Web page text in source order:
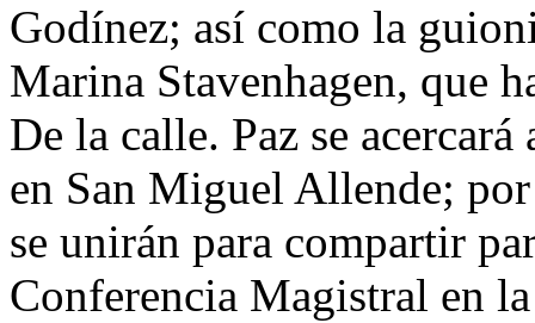
Godínez; así como la
Marina Stavenhagen, que
De la calle. Paz se
en San Miguel Allende;
se unirán para compartir
Conferencia Magistral en